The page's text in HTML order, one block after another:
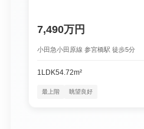
7,490万円
小田急小田原線 参宮橋駅 徒歩5分
1LDK54.72m²
最上階 眺望良好